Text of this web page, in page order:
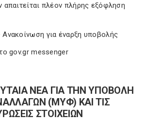
απαιτείται πλέον πλήρης εξόφληση
για έναρξη υποβολής
gov.gr messenger
ΝΕΑ ΓΙΑ ΤΗΝ ΥΠΟΒΟΛΗ
(ΜΥΦ) ΚΑΙ ΤΙΣ
ΣΤΟΙΧΕΙΩΝ